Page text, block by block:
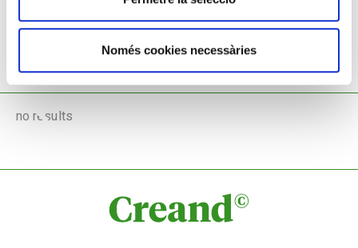
Només cookies necessàries
TAMBÉ ET POT INTERESSAR
no results